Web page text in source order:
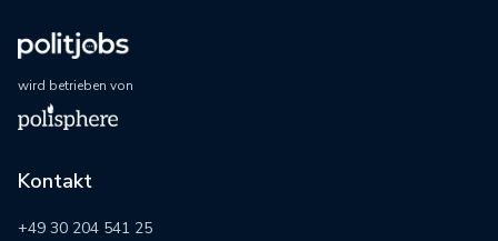
wird betrieben von
Kontakt
+49 30 204 541 25